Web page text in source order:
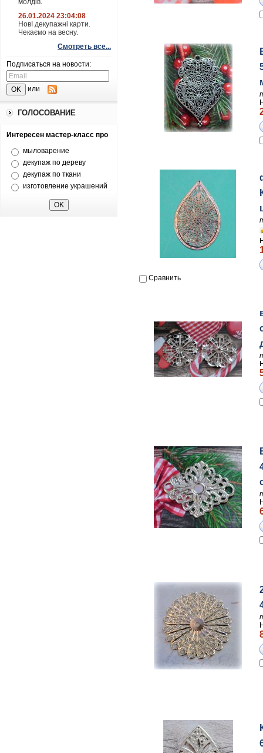
молдів.
26.01.2024 23:04:08
НовІ декупажні карти.
Чекаємо на весну.
Смотреть все...
Подписаться на новости:
или
ГОЛОСОВАНИЕ
Интересен мастер-класс про
мыловарение
декупаж по дереву
декупаж по ткани
изготовление украшений
Сравнить